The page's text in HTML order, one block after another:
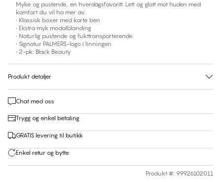
Myke og pustende, en hverdagsfavoritt. Lett og glatt mot huden med
komfort du vil ha mer av.
• Klassisk boxer med korte ben
• Ekstra myk modalblanding
• Naturlig pustende og fukttransporterende
• Signatur PALMERS-logo i linningen
• 2-pk: Black Beauty
Produkt detaljer
Chat med oss
Trygg og enkel betaling
GRATIS levering til butikk
Enkel retur og bytte
Produkt #: 99926102011